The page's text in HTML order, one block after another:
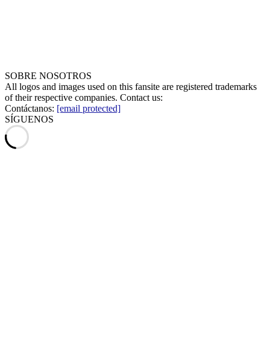
SOBRE NOSOTROS
All logos and images used on this fansite are registered trademarks
of their respective companies. Contact us:
Contáctanos: [email protected]
SÍGUENOS